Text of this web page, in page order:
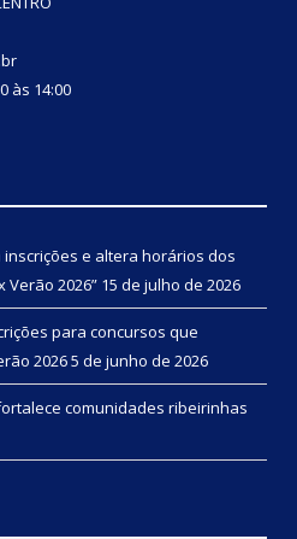
às 14:00
e altera horários dos
Verão 2026” 15 de julho de 2026
para concursos que
20265 de junho de 2026
comunidades ribeirinhas